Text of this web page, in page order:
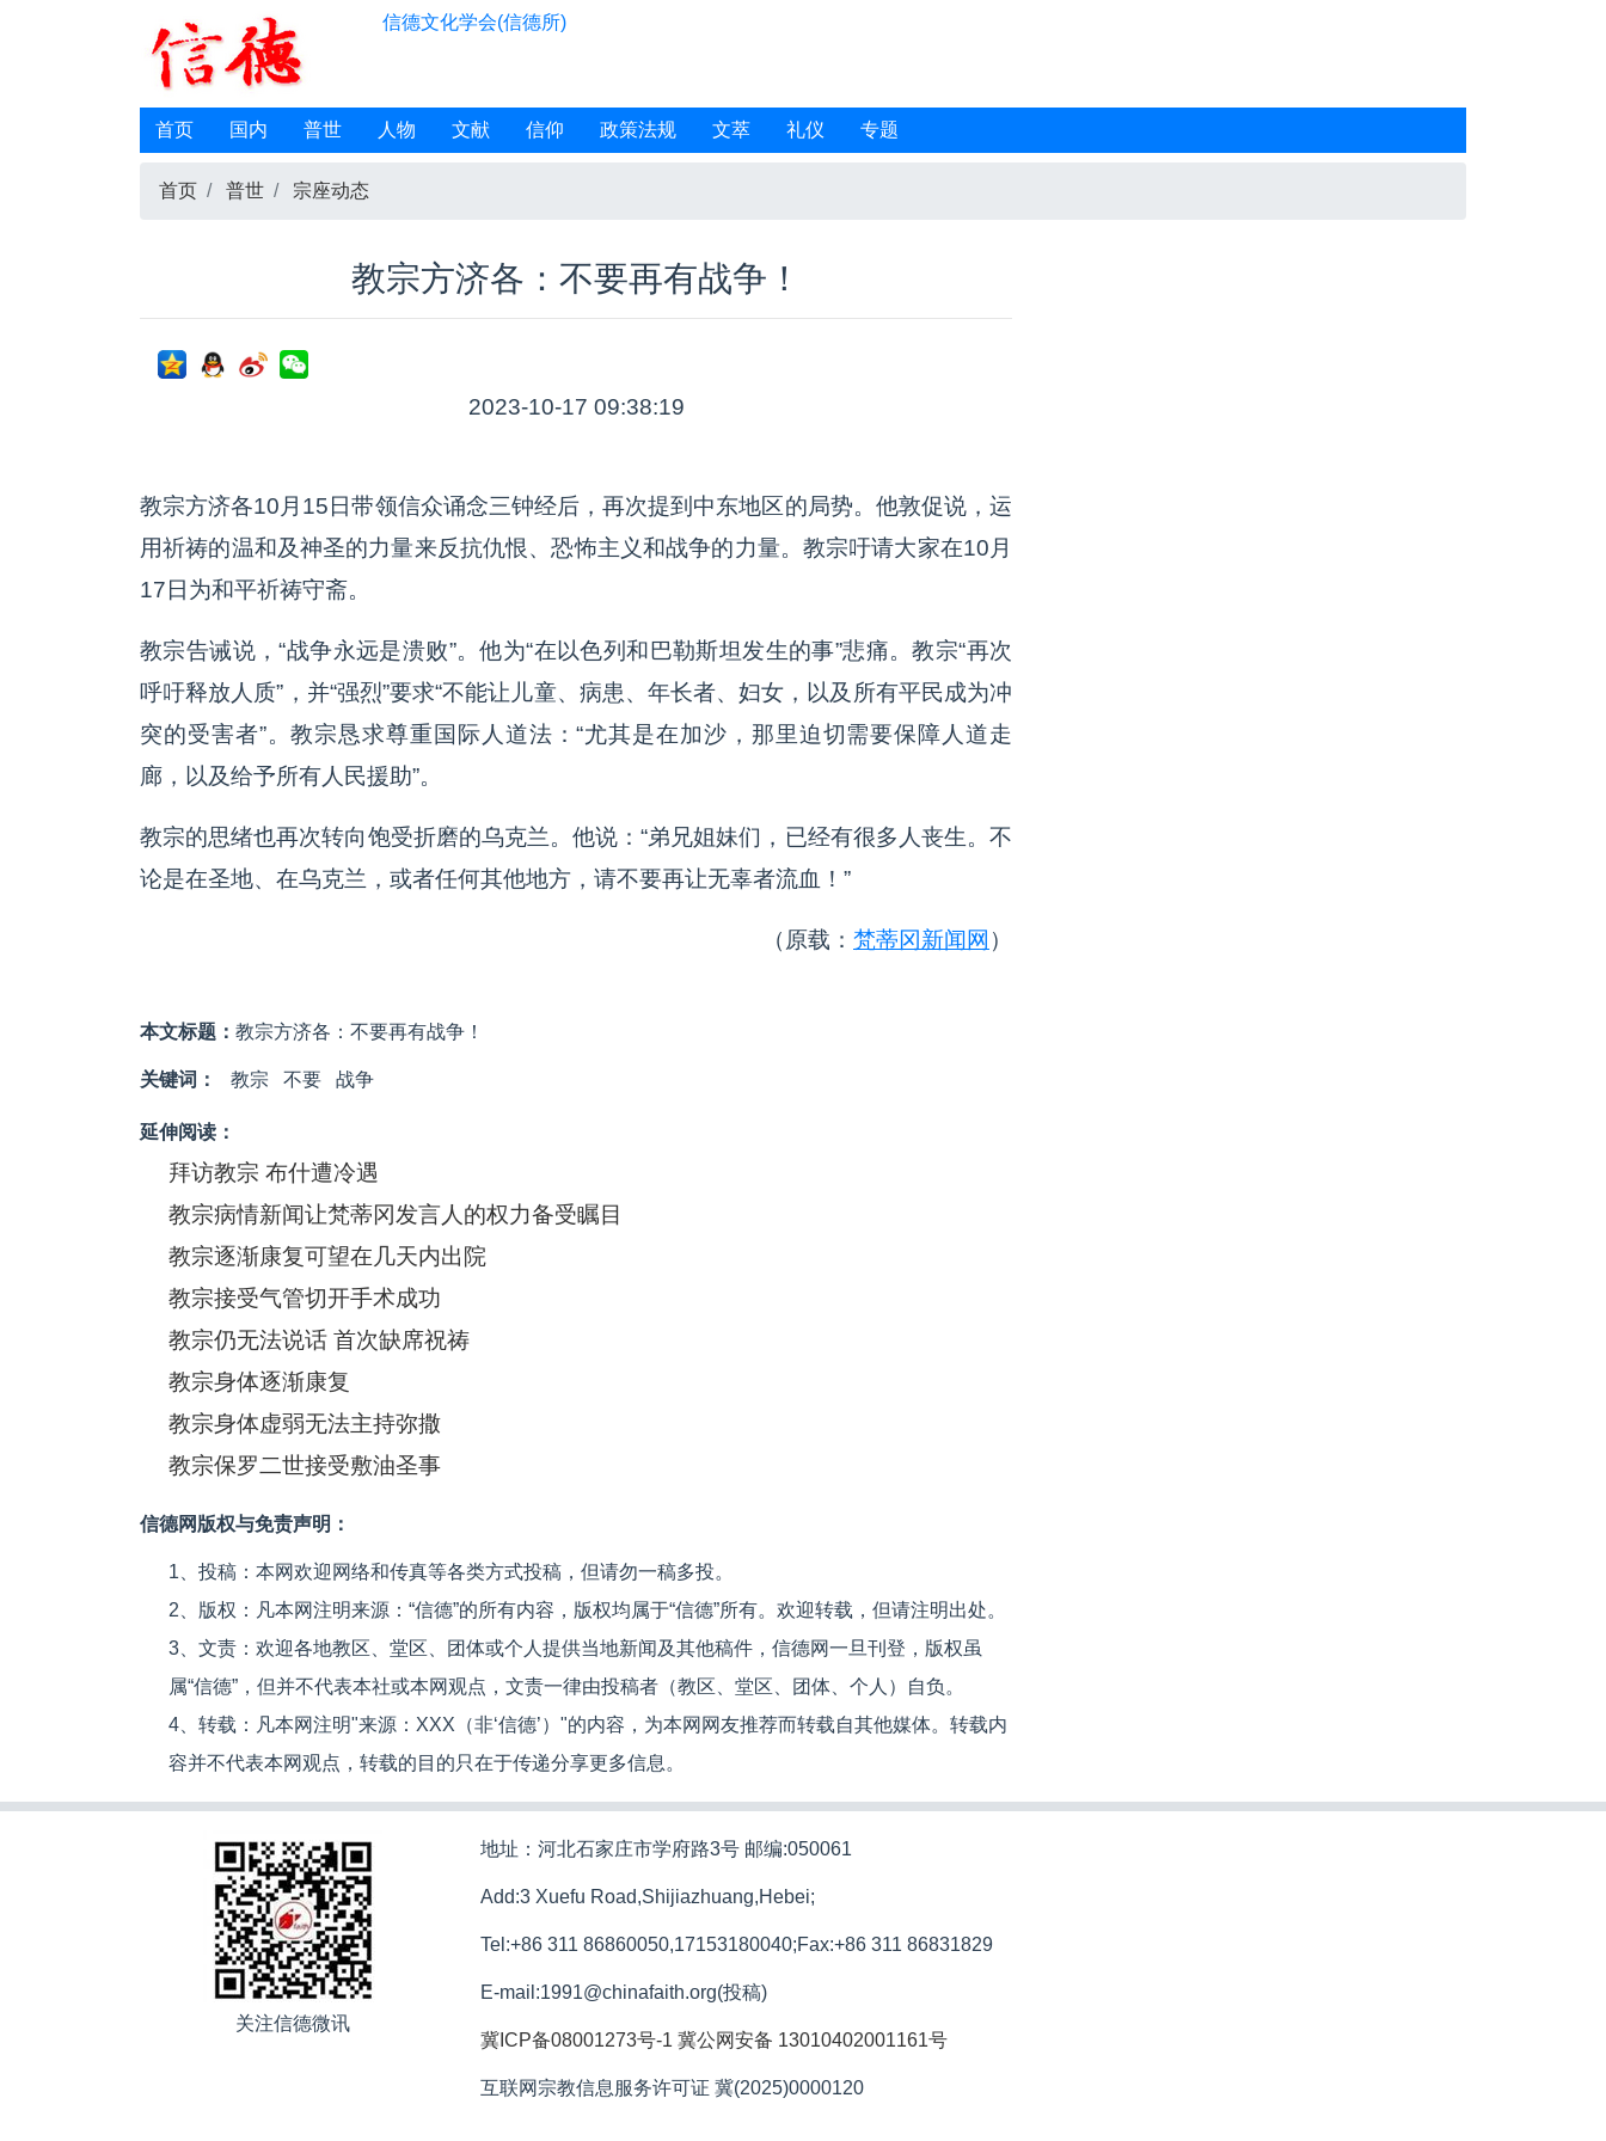
信德文化学会(信德所)
首页 国内 普世 人物 文献 信仰 政策法规 文萃 礼仪 专题
首页 普世 宗座动态
教宗方济各：不要再有战争！
2023-10-17 09:38:19
教宗方济各10月15日带领信众诵念三钟经后，再次提到中东地区的局势。他敦促说，运
用祈祷的温和及神圣的力量来反抗仇恨、恐怖主义和战争的力量。教宗吁请大家在10月
17日为和平祈祷守斋。
教宗告诫说，“战争永远是溃败”。他为“在以色列和巴勒斯坦发生的事”悲痛。教宗“再次
呼吁释放人质”，并“强烈”要求“不能让儿童、病患、年长者、妇女，以及所有平民成为冲
突的受害者”。教宗恳求尊重国际人道法：“尤其是在加沙，那里迫切需要保障人道走
廊，以及给予所有人民援助”。
教宗的思绪也再次转向饱受折磨的乌克兰。他说：“弟兄姐妹们，已经有很多人丧生。不
论是在圣地、在乌克兰，或者任何其他地方，请不要再让无辜者流血！”
（原载： 梵蒂冈新闻网 ）
本文标题： 教宗方济各：不要再有战争！
关键词： 教宗 不要 战争
延伸阅读：
拜访教宗 布什遭冷遇
教宗病情新闻让梵蒂冈发言人的权力备受瞩目
教宗逐渐康复可望在几天内出院
教宗接受气管切开手术成功
教宗仍无法说话 首次缺席祝祷
教宗身体逐渐康复
教宗身体虚弱无法主持弥撒
教宗保罗二世接受敷油圣事
信德网版权与免责声明：
1、投稿：本网欢迎网络和传真等各类方式投稿，但请勿一稿多投。
2、版权：凡本网注明来源：“信德”的所有内容，版权均属于“信德”所有。欢迎转载，但请注明出处。
3、文责：欢迎各地教区、堂区、团体或个人提供当地新闻及其他稿件，信德网一旦刊登，版权虽
属“信德”，但并不代表本社或本网观点，文责一律由投稿者（教区、堂区、团体、个人）自负。
4、转载：凡本网注明"来源：XXX（非‘信德’）"的内容，为本网网友推荐而转载自其他媒体。转载内
容并不代表本网观点，转载的目的只在于传递分享更多信息。
关注信德微讯
地址：河北石家庄市学府路3号 邮编:050061
Add:3 Xuefu Road,Shijiazhuang,Hebei;
Tel:+86 311 86860050,17153180040;Fax:+86 311 86831829
E-mail:1991@chinafaith.org(投稿)
冀ICP备08001273号-1 冀公网安备 13010402001161号
互联网宗教信息服务许可证 冀(2025)0000120